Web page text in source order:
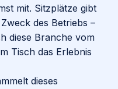
mit. Sitzplätze gibt
des Betriebs –
diese Branche vom
Tisch das Erlebnis
dieses